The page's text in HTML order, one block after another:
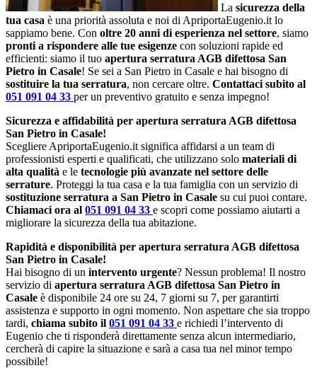
La sicurezza della
tua casa è una priorità assoluta e noi di ApriportaEugenio.it lo
sappiamo bene. Con oltre 20 anni di esperienza nel settore, siamo
pronti a rispondere alle tue esigenze con soluzioni rapide ed
efficienti: siamo il tuo apertura serratura AGB difettosa San
Pietro in Casale! Se sei a San Pietro in Casale e hai bisogno di
sostituire la tua serratura, non cercare oltre. Contattaci subito al
051 091 04 33 per un preventivo gratuito e senza impegno!
Sicurezza e affidabilità per apertura serratura AGB difettosa
San Pietro in Casale!
Scegliere ApriportaEugenio.it significa affidarsi a un team di
professionisti esperti e qualificati, che utilizzano solo materiali di
alta qualità e le tecnologie più avanzate nel settore delle
serrature. Proteggi la tua casa e la tua famiglia con un servizio di
sostituzione serratura a San Pietro in Casale su cui puoi contare.
Chiamaci ora al 051 091 04 33 e scopri come possiamo aiutarti a
migliorare la sicurezza della tua abitazione.
Rapidità e disponibilità per apertura serratura AGB difettosa
San Pietro in Casale!
Hai bisogno di un intervento urgente? Nessun problema! Il nostro
servizio di apertura serratura AGB difettosa San Pietro in
Casale è disponibile 24 ore su 24, 7 giorni su 7, per garantirti
assistenza e supporto in ogni momento. Non aspettare che sia troppo
tardi, chiama subito il 051 091 04 33 e richiedi l’intervento di
Eugenio che ti risponderà direttamente senza alcun intermediario,
cercherà di capire la situazione e sarà a casa tua nel minor tempo
possibile!